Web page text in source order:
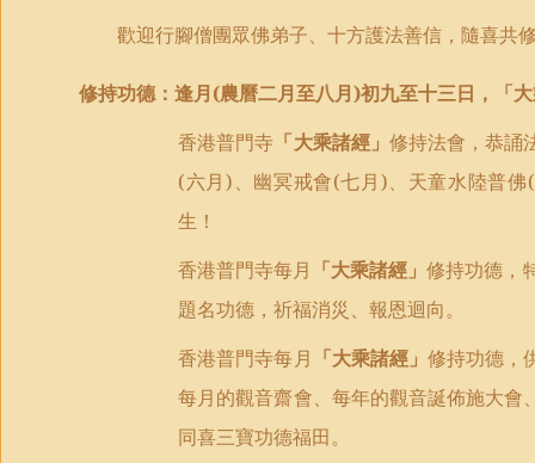
歡迎行腳僧團眾佛弟子、 十方護法善信， 隨喜共
修持功德：逢月(農曆二月至八月)初九至十三日，「
香港普門寺 「大乘諸經」 修持法會 ，恭誦
(六月)、幽冥戒會(七月)、天童水陸普佛(
生！
香港普門寺每月 「大乘諸經」修持功德，
題名功德 ，祈福消災、報恩迴向。
香港普門寺每月 「大乘諸經」 修持功德，
每月的觀音齋會、每年的觀音誕佈施大
同喜三寶功德福田。